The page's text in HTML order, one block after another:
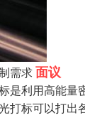
需求面议
是利用高能
打标可以打